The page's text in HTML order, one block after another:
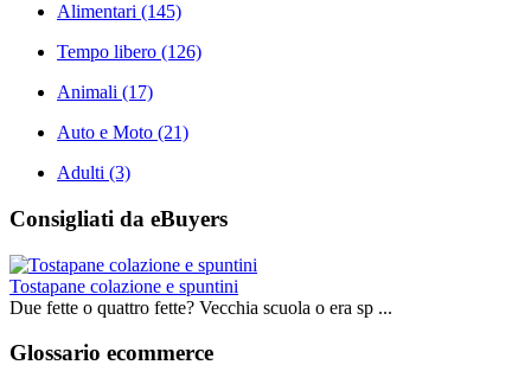
Alimentari (145)
Tempo libero (126)
Animali (17)
Auto e Moto (21)
Adulti (3)
Consigliati da eBuyers
Tostapane colazione e spuntini
Due fette o quattro fette? Vecchia scuola o era sp ...
Glossario ecommerce